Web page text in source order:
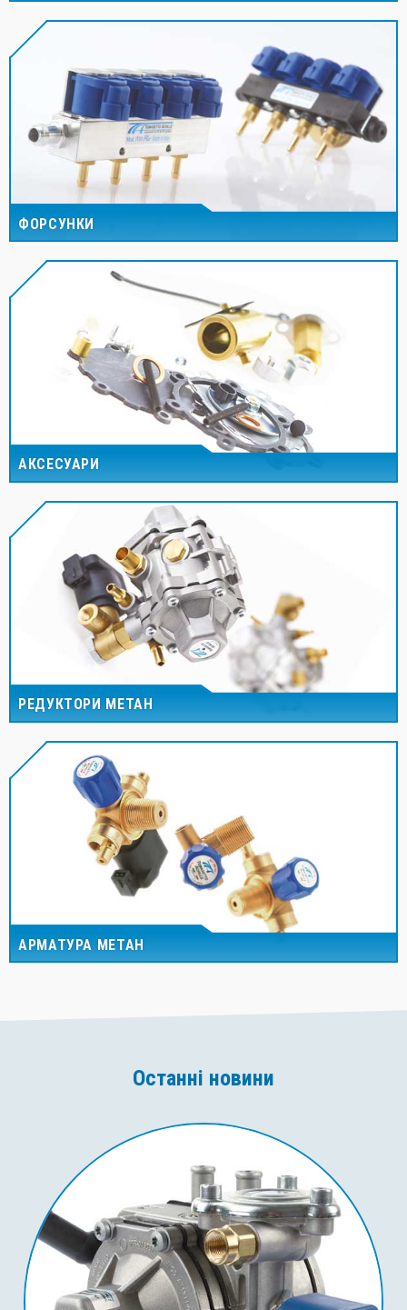
ФОРСУНКИ
АКСЕСУАРИ
РЕДУКТОРИ МЕТАН
АРМАТУРА МЕТАН
Останні новини